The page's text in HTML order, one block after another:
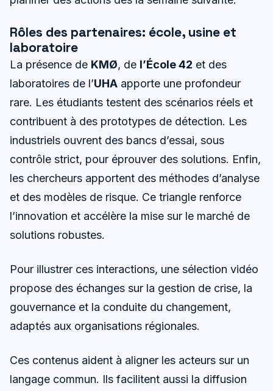
Rôles des partenaires: école, usine et
laboratoire
La présence de KMØ, de l’École 42 et des
laboratoires de l’UHA apporte une profondeur
rare. Les étudiants testent des scénarios réels et
contribuent à des prototypes de détection. Les
industriels ouvrent des bancs d’essai, sous
contrôle strict, pour éprouver des solutions. Enfin,
les chercheurs apportent des méthodes d’analyse
et des modèles de risque. Ce triangle renforce
l’innovation et accélère la mise sur le marché de
solutions robustes.
Pour illustrer ces interactions, une sélection vidéo
propose des échanges sur la gestion de crise, la
gouvernance et la conduite du changement,
adaptés aux organisations régionales.
Ces contenus aident à aligner les acteurs sur un
langage commun. Ils facilitent aussi la diffusion